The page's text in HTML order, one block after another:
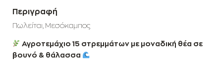
Περιγραφή
Πωλείται, Μεσόκαμπος
Αγροτεμάχιο 15 στρεμμάτων με μοναδική θέα σε
βουνό & θάλασσα